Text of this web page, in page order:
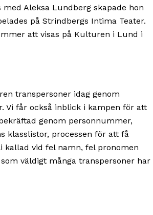
Aleksa Lundberg skapade hon
på Strindbergs Intima Teater.
att visas på Kulturen i Lund i
transpersoner idag genom
Vi får också inblick i kampen för att
genom personnummer,
klasslistor, processen för att få
kallad vid fel namn, fel pronomen
väldigt många transpersoner har